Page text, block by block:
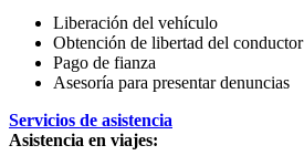
Liberación del vehículo
Obtención de libertad del conductor
Pago de fianza
Asesoría para presentar denuncias
Servicios de asistencia
Asistencia en viajes: